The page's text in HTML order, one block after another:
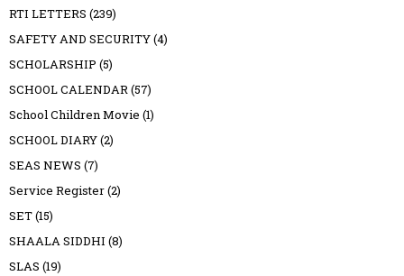
RTI LETTERS (239)
SAFETY AND SECURITY(4)
SCHOLARSHIP (5)
SCHOOL CALENDAR(57)
School Children Movie (1)
SCHOOL DIARY(2)
SEAS NEWS (7)
Service Register(2)
SET(15)
SHAALA SIDDHI (8)
SLAS (19)